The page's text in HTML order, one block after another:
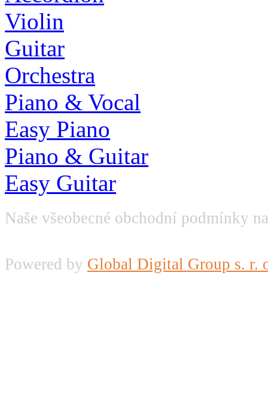
Violin
Guitar
Orchestra
Piano & Vocal
Easy Piano
Piano & Guitar
Easy Guitar
Naše všeobecné obchodní podmínky
Powered by Global Digital Group s. r.